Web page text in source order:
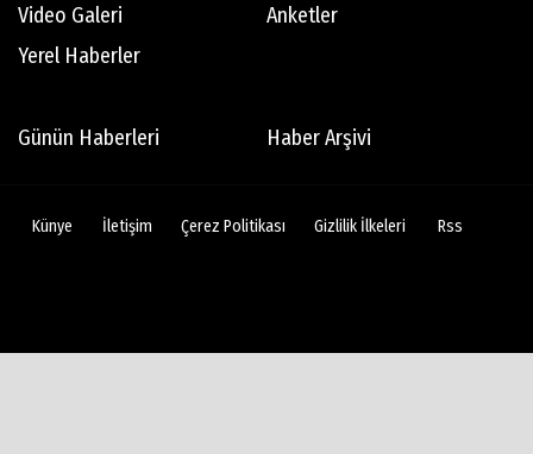
Video Galeri
Anketler
Yerel Haberler
Günün Haberleri Haber Arşivi
Künye İletişim Çerez Politikası Gizlilik İlkeleri Rss